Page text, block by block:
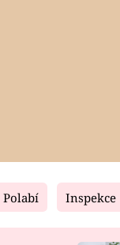
Polabí Inspekce